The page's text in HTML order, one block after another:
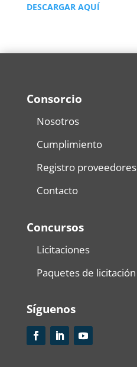
DESCARGAR AQUÍ
Consorcio
Nosotros
Cumplimiento
Registro proveedores
Contacto
Concursos
Licitaciones
Paquetes de licitación
Síguenos